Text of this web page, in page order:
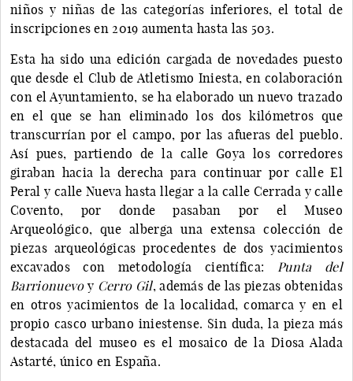
niños y niñas de las categorías inferiores, el total de
inscripciones en 2019 aumenta hasta las 503.
Esta ha sido una edición cargada de novedades puesto
que desde el Club de Atletismo Iniesta, en colaboración
con el Ayuntamiento, se ha elaborado un nuevo trazado
en el que se han eliminado los dos kilómetros que
transcurrían por el campo, por las afueras del pueblo.
Así pues, partiendo de la calle Goya los corredores
giraban hacia la derecha para continuar por calle El
Peral y calle Nueva hasta llegar a la calle Cerrada y calle
Covento, por donde pasaban por el Museo
Arqueológico, que alberga una extensa colección de
piezas arqueológicas procedentes de dos yacimientos
excavados con metodología científica:
Punta del
Barrionuevoy Cerro Gil, además de las piezas obtenidas
en otros yacimientos de la localidad, comarca y en el
propio casco urbano iniestense. Sin duda, la pieza más
destacada del museo es el mosaico de la Diosa Alada
Astarté, único en España.